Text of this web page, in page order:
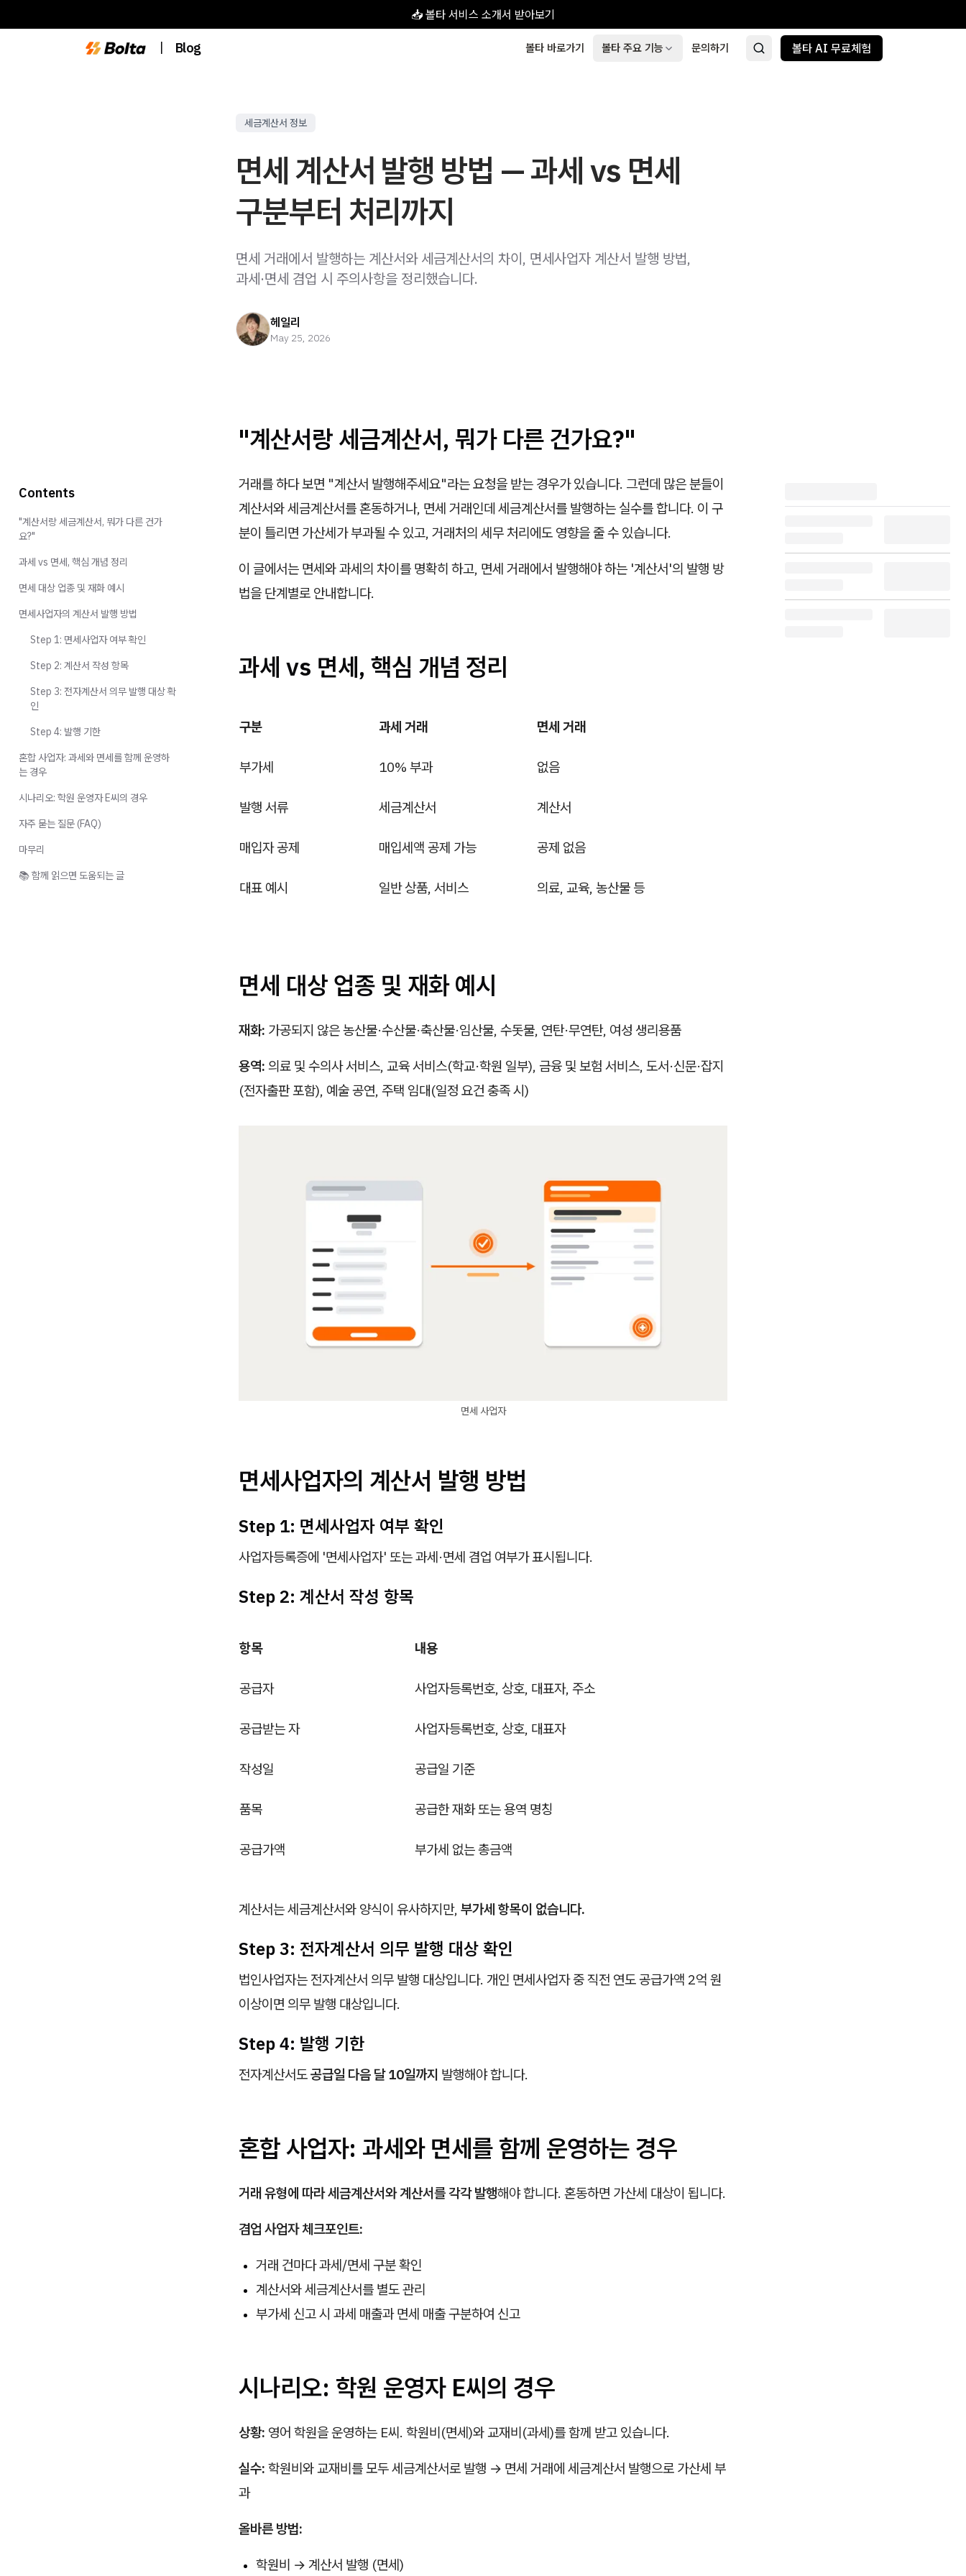
📥 볼타 서비스 소개서 받아보기
| Blog 볼타 바로가기 볼타 주요 기능 문의하기 볼타 AI 무료체험
세금계산서 정보
면세 계산서 발행 방법 — 과세 vs 면세
구분부터 처리까지
면세 거래에서 발행하는 계산서와 세금계산서의 차이, 면세사업자 계산서 발행 방법,
과세·면세 겸업 시 주의사항을 정리했습니다.
헤일리
May 25, 2026
"계산서랑 세금계산서, 뭐가 다른 건가요?"
거래를 하다 보면 "계산서 발행해주세요"라는 요청을 받는 경우가 있습니다. 그런데 많은 분들이
계산서와 세금계산서를 혼동하거나, 면세 거래인데 세금계산서를 발행하는 실수를 합니다. 이 구
분이 틀리면 가산세가 부과될 수 있고, 거래처의 세무 처리에도 영향을 줄 수 있습니다.
이 글에서는 면세와 과세의 차이를 명확히 하고, 면세 거래에서 발행해야 하는 '계산서'의 발행 방
법을 단계별로 안내합니다.
과세 vs 면세, 핵심 개념 정리
구분 과세 거래 면세 거래
부가세 10% 부과 없음
발행 서류 세금계산서 계산서
매입자 공제 매입세액 공제 가능 공제 없음
대표 예시 일반 상품, 서비스 의료, 교육, 농산물 등
면세 대상 업종 및 재화 예시
재화: 가공되지 않은 농산물·수산물·축산물·임산물, 수돗물, 연탄·무연탄, 여성 생리용품
용역: 의료 및 수의사 서비스, 교육 서비스(학교·학원 일부), 금융 및 보험 서비스, 도서·신문·잡지
(전자출판 포함), 예술 공연, 주택 임대(일정 요건 충족 시)
면세 사업자
면세사업자의 계산서 발행 방법
Step 1: 면세사업자 여부 확인
사업자등록증에 '면세사업자' 또는 과세·면세 겸업 여부가 표시됩니다.
Step 2: 계산서 작성 항목
항목 내용
공급자 사업자등록번호, 상호, 대표자, 주소
공급받는 자 사업자등록번호, 상호, 대표자
작성일 공급일 기준
품목 공급한 재화 또는 용역 명칭
공급가액 부가세 없는 총금액
계산서는 세금계산서와 양식이 유사하지만, 부가세 항목이 없습니다.
Step 3: 전자계산서 의무 발행 대상 확인
법인사업자는 전자계산서 의무 발행 대상입니다. 개인 면세사업자 중 직전 연도 공급가액 2억 원
이상이면 의무 발행 대상입니다.
Step 4: 발행 기한
전자계산서도공급일 다음 달 10일까지 발행해야 합니다.
혼합 사업자: 과세와 면세를 함께 운영하는 경우
거래 유형에 따라 세금계산서와 계산서를 각각 발행해야 합니다. 혼동하면 가산세 대상이 됩니다.
겸업 사업자 체크포인트:
거래 건마다 과세/면세 구분 확인
계산서와 세금계산서를 별도 관리
부가세 신고 시 과세 매출과 면세 매출 구분하여 신고
시나리오: 학원 운영자 E씨의 경우
상황: 영어 학원을 운영하는 E씨. 학원비(면세)와 교재비(과세)를 함께 받고 있습니다.
실수: 학원비와 교재비를 모두 세금계산서로 발행 → 면세 거래에 세금계산서 발행으로 가산세 부
과
올바른 방법:
학원비 → 계산서 발행 (면세)
Contents
"계산서랑 세금계산서, 뭐가 다른 건가
요?"
과세 vs 면세, 핵심 개념 정리
면세 대상 업종 및 재화 예시
면세사업자의 계산서 발행 방법
Step 1: 면세사업자 여부 확인
Step 2: 계산서 작성 항목
Step 3: 전자계산서 의무 발행 대상 확
인
Step 4: 발행 기한
혼합 사업자: 과세와 면세를 함께 운영하
는 경우
시나리오: 학원 운영자 E씨의 경우
자주 묻는 질문 (FAQ)
마무리
📚 함께 읽으면 도움되는 글